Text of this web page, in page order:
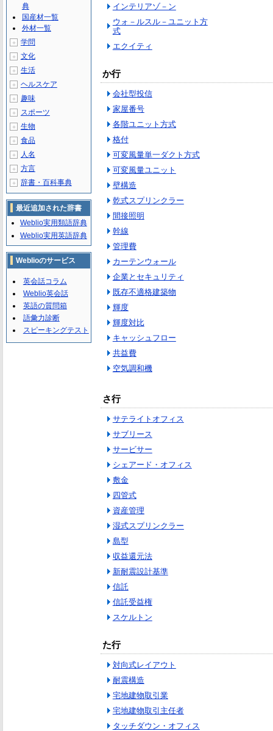
インテリアゾ－ン
ウォ－ルスル－ユニット方
式
エクイティ
か行
会社型投信
家屋番号
各階ユニット方式
格付
可変風量単一ダクト方式
可変風量ユニット
壁構造
乾式スプリンクラー
間接照明
幹線
管理費
カーテンウォール
企業とセキュリティ
既存不適格建築物
輝度
輝度対比
キャッシュフロー
共益費
空気調和機
さ行
サテライトオフィス
サブリース
サービサー
シェアード・オフィス
敷金
四管式
資産管理
湿式スプリンクラー
島型
収益還元法
新耐震設計基準
信託
信託受益権
スケルトン
た行
対向式レイアウト
耐震構造
宅地建物取引業
宅地建物取引主任者
タッチダウン・オフィス
典
国産材一覧
外材一覧
＋ 学問
＋ 文化
＋ 生活
＋ ヘルスケア
＋ 趣味
＋ スポーツ
＋ 生物
＋ 食品
＋ 人名
＋ 方言
＋ 辞書・百科事典
最近追加された辞書
Weblio実用類語辞典
Weblio実用英語辞典
Weblioのサービス
英会話コラム
Weblio英会話
英語の質問箱
語彙力診断
スピーキングテスト